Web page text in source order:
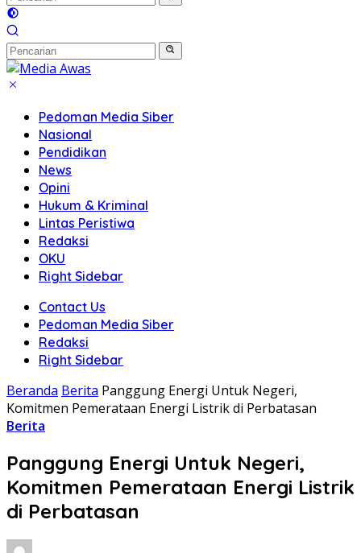
Pedoman Media Siber
Nasional
Pendidikan
News
Opini
Hukum & Kriminal
Lintas Peristiwa
Redaksi
OKU
Right Sidebar
Contact Us
Pedoman Media Siber
Redaksi
Right Sidebar
Beranda Berita Panggung Energi Untuk Negeri,
Komitmen Pemerataan Energi Listrik di Perbatasan
Berita
Panggung Energi Untuk Negeri,
Komitmen Pemerataan Energi Listrik
di Perbatasan